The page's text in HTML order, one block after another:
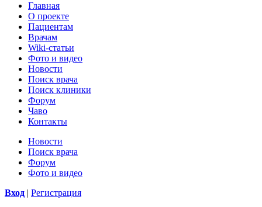
Главная
О проекте
Пациентам
Врачам
Wiki-статьи
Фото и видео
Новости
Поиск врача
Поиск клиники
Форум
Чаво
Контакты
Новости
Поиск врача
Форум
Фото и видео
Вход | Регистрация